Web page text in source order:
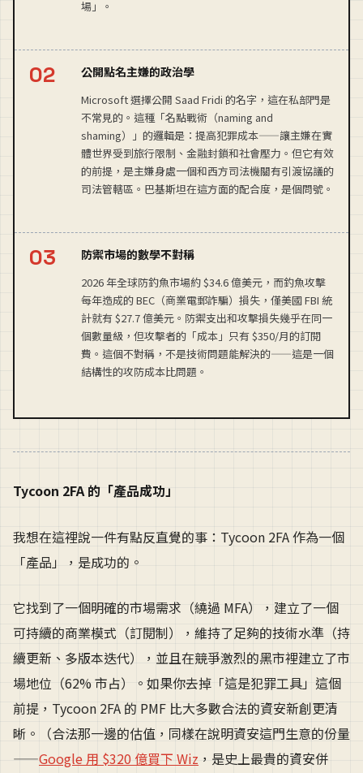
場」。
公開點名主嫌的政治學
Microsoft 選擇公開 Saad Fridi 的名字，這在私部門是
不常見的。這種「名點戰術（naming and
shaming）」的邏輯是：提高犯罪成本——讓主嫌在實
體世界受到旅行限制、金融封鎖和社會壓力。但它有效
的前提，是主嫌身處一個和西方司法機關有引渡協議的
司法管轄區。巴基斯坦在這方面的配合度，是個問號。
防禦市場的數學不對稱
2026 年全球防釣魚市場約 $34.6 億美元，而釣魚攻擊
每年造成的 BEC（商業電郵詐騙）損失，僅美國 FBI 統
計就有 $27.7 億美元。防禦支出和攻擊損失幾乎在同一
個數量級，但攻擊者的「成本」只有 $350/月的訂閱
費。這個不對稱，不是技術問題能解決的——這是一個
結構性的攻防成本比問題。
Tycoon 2FA 的「產品成功」
我想在這裡說一件有點反直覺的事：Tycoon 2FA 作為一個
「產品」，是成功的。
它找到了一個明確的市場需求（繞過 MFA），建立了一個
可持續的商業模式（訂閱制），維持了足夠的技術水準（持
續更新、多版本迭代），並且在競爭激烈的黑市裡建立了市
場地位（62% 市占）。如果你去掉「這是犯罪工具」這個
前提，Tycoon 2FA 的 PMF 比大多數合法的資安新創更清
晰。（合法那一邊的估值，同樣在說明資安這門生意的份量
——Google 用 $320 億買下 Wiz ，是史上最貴的資安併